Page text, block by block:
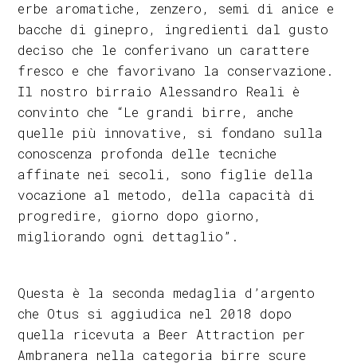
erbe aromatiche, zenzero, semi di anice e
bacche di ginepro, ingredienti dal gusto
deciso che le conferivano un carattere
fresco e che favorivano la conservazione.
Il nostro birraio Alessandro Reali è
convinto che “Le grandi birre, anche
quelle più innovative, si fondano sulla
conoscenza profonda delle tecniche
affinate nei secoli, sono figlie della
vocazione al metodo, della capacità di
progredire, giorno dopo giorno,
migliorando ogni dettaglio”.
Questa è la seconda medaglia d’argento
che Otus si aggiudica nel 2018 dopo
quella ricevuta a Beer Attraction per
Ambranera nella categoria birre scure